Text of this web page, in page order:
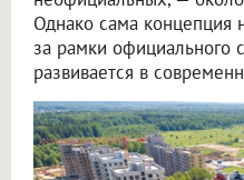
Однако сама концепция
за рамки официального
развивается в